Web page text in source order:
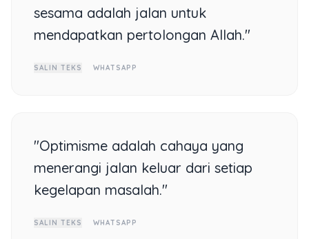
sesama adalah jalan untuk
mendapatkan pertolongan Allah."
SALIN TEKS WHATSAPP
"Optimisme adalah cahaya yang
menerangi jalan keluar dari setiap
kegelapan masalah."
SALIN TEKS WHATSAPP